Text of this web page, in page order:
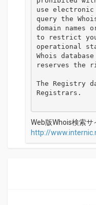
use electronic
query the
domain
to restrict
operational
Whois
reserves the
The Registry
Registrars.
Web版Whois検索サ
http://